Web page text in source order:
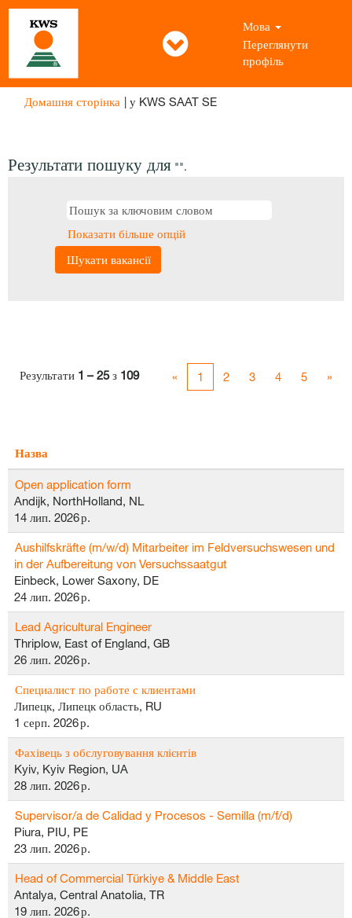
Мова
Переглянути
профіль
Домашня сторінка | у KWS SAAT SE(поточна
Результати пошуку для "".
Показати більше опцій
Результати 1 – 25з 109 « 1 2 3 4 5 »
Назва
Open application form
Andijk, NorthHolland, NL
14 лип. 2026 р.
Aushilfskräfte (m/w/d) Mitarbeiter im Feldversuchswesen und
in der Aufbereitung von Versuchssaatgut
Einbeck, Lower Saxony, DE
24 лип. 2026 р.
Lead Agricultural Engineer
Thriplow, East of England, GB
26 лип. 2026 р.
Специалист по работе с клиентами
Липецк, Липецк область, RU
1 серп. 2026 р.
Фахівець з обслуговування клієнтів
Kyiv, Kyiv Region, UA
28 лип. 2026 р.
Supervisor/a de Calidad y Procesos - Semilla (m/f/d)
Piura, PIU, PE
23 лип. 2026 р.
Head of Commercial Türkiye & Middle East
Antalya, Central Anatolia, TR
19 лип. 2026 р.